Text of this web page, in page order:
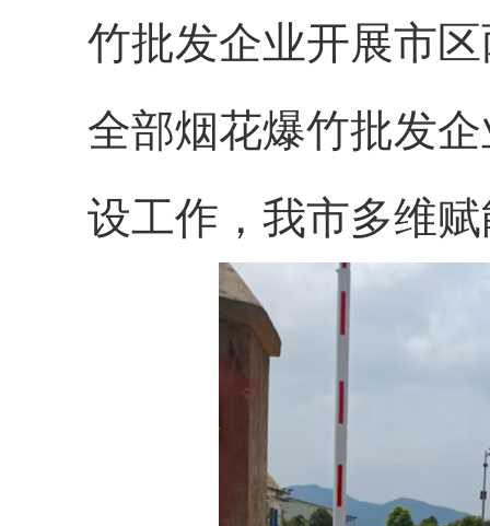
竹批发企业开展市
全部烟花爆竹批发
设工作，我市多维